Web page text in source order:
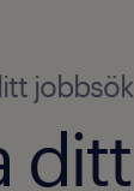
jobbsök
ditt